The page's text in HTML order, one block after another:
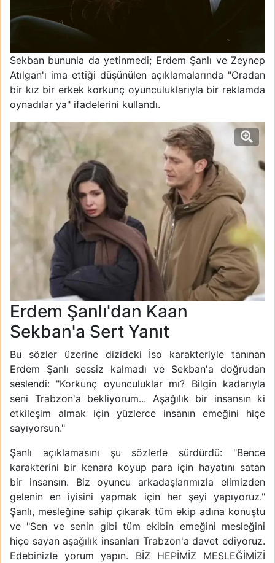
Sekban bununla da yetinmedi; Erdem Şanlı ve Zeynep
Atılgan'ı ima ettiği düşünülen açıklamalarında "Oradan
bir kız bir erkek korkunç oyunculuklarıyla bir reklamda
oynadılar ya" ifadelerini kullandı.
Erdem Şanlı'dan Kaan
Sekban'a Sert Yanıt
Bu sözler üzerine dizideki İso karakteriyle tanınan
Erdem Şanlı sessiz kalmadı ve Sekban'a doğrudan
seslendi: "Korkunç oyunculuklar mı? Bilgin kadarıyla
seni Trabzon'a bekliyorum... Aşağılık bir insansın ki
etkileşim almak için yüzlerce insanın emeğini hiçe
sayıyorsun."
Şanlı açıklamasını şu sözlerle sürdürdü: "Bence
karakterini bir kenara koyup para için hayatını satan
bir insansın. Biz oyuncu arkadaşlarımızla elimizden
gelenin en iyisini yapmak için her şeyi yapıyoruz."
Şanlı, mesleğine sahip çıkarak tüm ekip adına konuştu
ve "Sen ve senin gibi tüm ekibin emeğini mesleğini
hiçe sayan aşağılık insanları Trabzon'a davet ediyoruz.
Edebinizle yorum yapın. BİZ HEPİMİZ MESLEĞİMİZİ